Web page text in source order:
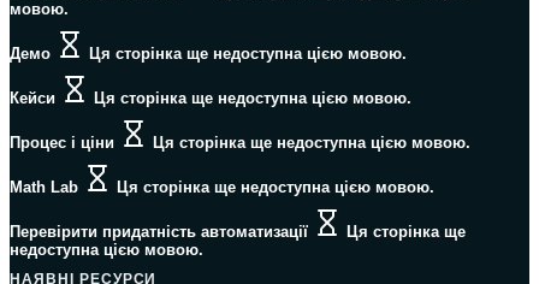
мовою.
Демо Ця сторінка ще недоступна цією мовою.
Кейси Ця сторінка ще недоступна цією мовою.
Процес і ціни Ця сторінка ще недоступна цією мовою.
Math Lab Ця сторінка ще недоступна цією мовою.
Перевірити придатність автоматизації
Ця сторінка ще
недоступна цією мовою.
НАЯВНІ РЕСУРСИ